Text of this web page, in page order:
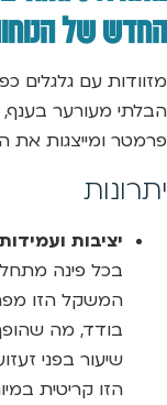
החדש של
מזוודות עם גלגלים
הבלתי מעורער
פרמטר ומייצגות את
יתרונות
יציבות
בכל פינה
המשקל הזו
בודד, מה
שיעור בפני
הזו קריטית